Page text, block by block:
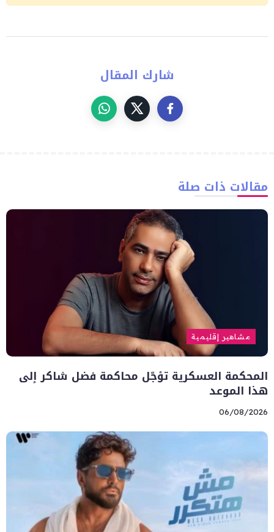
شارك المقال
مقالات ذات صلة
مشاهير إقليمية
المحكمة العسكرية تؤجّل محاكمة فضل شاكر إلى
هذا الموعد
06/08/2026